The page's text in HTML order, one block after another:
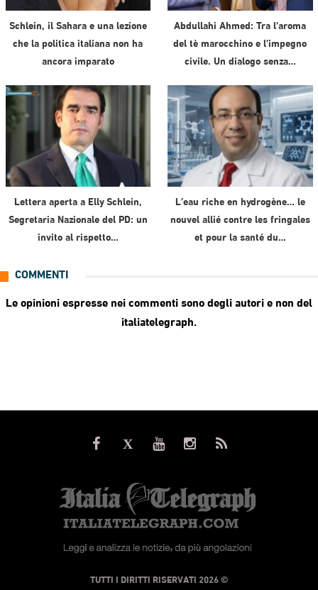
Schlein, il Sahara e una lezione
che la politica italiana non ha
ancora imparato
Abdullahi Ahmed: Tra l’aroma
del tè marocchino e l’impegno
civile. Un dialogo senza…
Lettera aperta a Elly Schlein,
Segretaria Nazionale del PD: un
invito al rispetto…
L’eau riche en hydrogène… le
nouvel allié contre les fringales
et pour la santé du…
COMMENTI
Le opinioni espresse nei commenti sono degli autori e non del
italiatelegraph.
© TUTTI I DIRITTI RISERVATI 2026